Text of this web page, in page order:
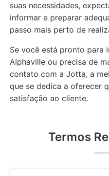
suas necessidades,
informar e preparar
passo mais perto de
Se você está pronto para
Alphaville ou precisa de
contato com a Jotta, a
que se dedica a oferecer
satisfação ao cliente.
Termos